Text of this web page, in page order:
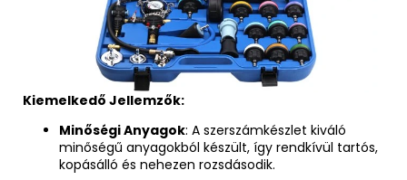
Kiemelkedő Jellemzők:
Minőségi Anyagok: A szerszámkészlet kiváló
minőségű anyagokból készült, így rendkívül tartós,
kopásálló és nehezen rozsdásodik.